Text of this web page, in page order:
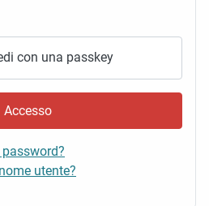
con una passkey
Accesso
utente?